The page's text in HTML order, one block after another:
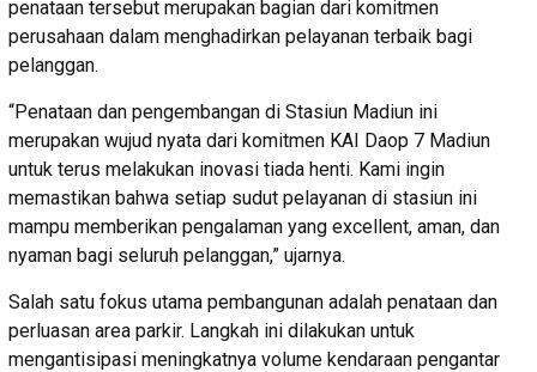
penataan tersebut merupakan bagian dari komitmen
perusahaan dalam menghadirkan pelayanan terbaik bagi
pelanggan.
“Penataan dan pengembangan di Stasiun Madiun ini
merupakan wujud nyata dari komitmen KAI Daop 7 Madiun
untuk terus melakukan inovasi tiada henti. Kami ingin
memastikan bahwa setiap sudut pelayanan di stasiun ini
mampu memberikan pengalaman yang excellent, aman, dan
nyaman bagi seluruh pelanggan,” ujarnya.
Salah satu fokus utama pembangunan adalah penataan dan
perluasan area parkir. Langkah ini dilakukan untuk
mengantisipasi meningkatnya volume kendaraan pengantar